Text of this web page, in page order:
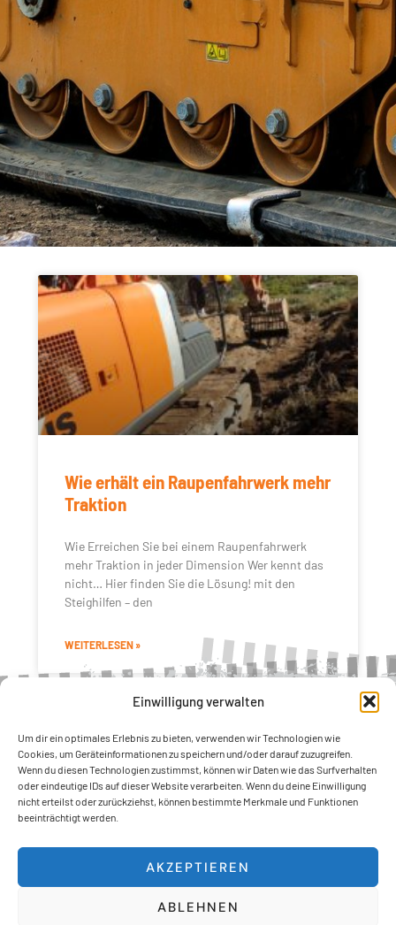
Einwilligung verwalten
Um dir ein optimales Erlebnis zu bieten, verwenden wir Technologien wie
Cookies, um Geräteinformationen zu speichern und/oder darauf zuzugreifen.
Wenn du diesen Technologien zustimmst, können wir Daten wie das Surfverhalten
oder eindeutige IDs auf dieser Website verarbeiten. Wenn du deine Einwilligung
nicht erteilst oder zurückziehst, können bestimmte Merkmale und Funktionen
beeinträchtigt werden.
AKZEPTIEREN
ABLEHNEN
Wie erhält ein Raupenfahrwerk mehr
Traktion
Wie Erreichen Sie bei einem Raupenfahrwerk
mehr Traktion in jeder Dimension Wer kennt das
nicht… Hier finden Sie die Lösung! mit den
Steighilfen – den
WEITERLESEN »
TrackGrip Produkte
Mighty Grip
Ice Grip
Services